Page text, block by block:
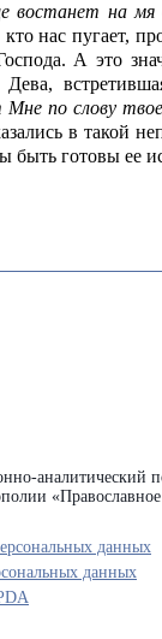
востанет на мя
кто нас пугает,
А это
Дева,
Мне по слову
в такой
готовы ее
аналитический
данных
данных